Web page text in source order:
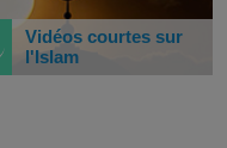
Vidéos courtes sur
l'Islam